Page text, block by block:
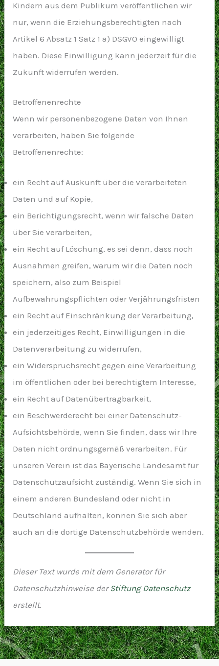
Kindern aus dem Publikum veröffentlichen wir
nur, wenn die Erziehungsberechtigten nach
Artikel 6 Absatz 1 Satz 1 a) DSGVO eingewilligt
haben. Diese Einwilligung kann jederzeit für die
Zukunft widerrufen werden.
Betroffenenrechte
Wenn wir personenbezogene Daten von Ihnen
verarbeiten, haben Sie folgende
Betroffenenrechte:
ein Recht auf Auskunft über die verarbeiteten
Daten und auf Kopie,
ein Berichtigungsrecht, wenn wir falsche Daten
über Sie verarbeiten,
ein Recht auf Löschung, es sei denn, dass noch
Ausnahmen greifen, warum wir die Daten noch
speichern, also zum Beispiel
Aufbewahrungspflichten oder Verjährungsfristen
ein Recht auf Einschränkung der Verarbeitung,
ein jederzeitiges Recht, Einwilligungen in die
Datenverarbeitung zu widerrufen,
ein Widerspruchsrecht gegen eine Verarbeitung
im öffentlichen oder bei berechtigtem Interesse,
ein Recht auf Datenübertragbarkeit,
ein Beschwerderecht bei einer Datenschutz-
Aufsichtsbehörde, wenn Sie finden, dass wir Ihre
Daten nicht ordnungsgemäß verarbeiten. Für
unseren Verein ist das Bayerische Landesamt für
Datenschutzaufsicht zuständig. Wenn Sie sich in
einem anderen Bundesland oder nicht in
Deutschland aufhalten, können Sie sich aber
auch an die dortige Datenschutzbehörde wenden.
Dieser Text wurde mit dem Generator für
Datenschutzhinweise der Stiftung Datenschutz
erstellt.